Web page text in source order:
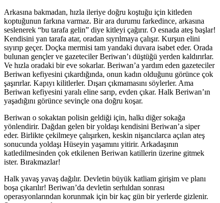
Arkasına bakmadan, hızla ileriye doğru koştuğu için kitleden
koptuğunun farkına varmaz. Bir ara durumu farkedince, arkasına
seslenerek “bu tarafa gelin” diye kitleyi çağırır. O esnada ateş başlar!
Kendisini yan tarafa atar, oradan sıyrılmaya çalışır. Kurşun elini
sıyırıp geçer. Doçka mermisi tam yandaki duvara isabet eder. Orada
bulunan gençler ve gazeteciler Beriwan’ı düştüğü yerden kaldırırlar.
Ve hızla oradaki bir eve sokarlar. Beriwan’a yardım eden gazeteciler
Beriwan kefiyesini çıkardığında, onun kadın olduğunu görünce çok
şaşırırlar. Kapıyı kilitlerler. Dışarı çıkmamasını söylerler. Ama
Beriwan kefiyesini yaralı eline sarıp, evden çıkar. Halk Beriwan’ın
yaşadığını görünce sevinçle ona doğru koşar.
Beriwan o sokaktan polisin geldiği için, halkı diğer sokağa
yönlendirir. Dağdan gelen bir yoldaşı kendisini Beriwan’a siper
eder. Birlikte çekilmeye çalışırken, keskin nişancılarca açılan ateş
sonucunda yoldaşı Hüseyin yaşamını yitirir. Arkadaşının
katledilmesinden çok etkilenen Beriwan katillerin üzerine gitmek
ister. Bırakmazlar!
Halk yavaş yavaş dağılır. Devletin büyük katliam girişim ve planı
boşa çıkarılır! Beriwan’da devletin serhıldan sonrası
operasyonlarından korunmak için bir kaç gün bir yerlerde gizlenir.